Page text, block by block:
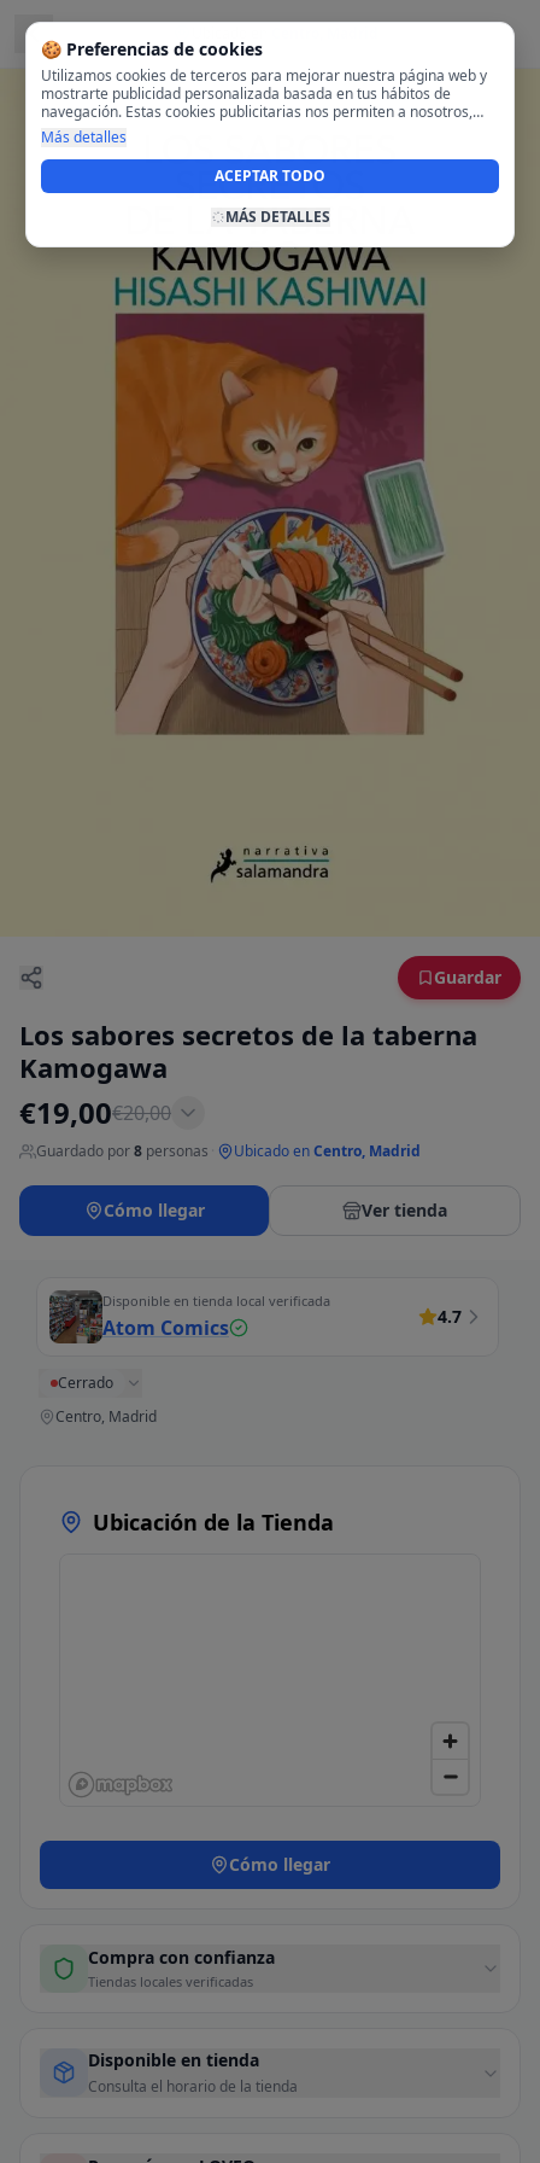
🍪 Preferencias de cookies
Utilizamos cookies de terceros para mejorar nuestra página web y
mostrarte publicidad personalizada basada en tus hábitos de
navegación. Estas cookies publicitarias nos permiten a nosotros,
analizar tu navegación en nuestra página y en internet para
mostrarte anuncios relevantes para ti. Al activarlas, aceptas el uso
de cookies para fines publicitarios y la recopilación y tratamiento de
tus datos de navegación, incluyendo la posible compartición de
Más detalles
ACEPTAR TODO
MÁS DETALLES
Guardar
Los sabores secretos de la taberna
Kamogawa
€19,00€20,00
Guardado por8 personas Ubicado enCentro, Madrid
Cómo llegar Ver tienda
Disponible en tienda local verificada
Atom Comics 4.7
Cerrado
Centro, Madrid
Ubicación de la Tienda
Cómo llegar
Compra con confianza
Tiendas locales verificadas
Disponible en tienda
Consulta el horario de la tienda